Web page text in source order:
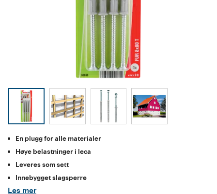
En plugg for alle materialer
Høye belastninger i leca
Leveres som sett
Innebygget slagsperre
Les mer